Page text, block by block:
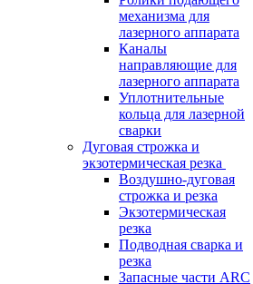
механизма для
лазерного аппарата
Каналы
направляющие для
лазерного аппарата
Уплотнительные
кольца для лазерной
сварки
Дуговая строжка и
экзотермическая резка
Воздушно-дуговая
строжка и резка
Экзотермическая
резка
Подводная сварка и
резка
Запасные части ARC